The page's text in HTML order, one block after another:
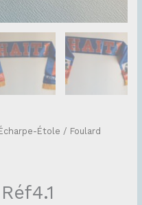
Étole / Foulard